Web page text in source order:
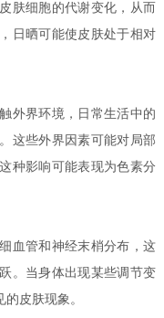
肤细胞的代谢变化，从而
日晒可能使皮肤处于相对
界环境，日常生活中的
这些外界因素可能对局部
种影响可能表现为色素分
管和神经末梢分布，这
。当身体出现某些调节变
皮肤现象。